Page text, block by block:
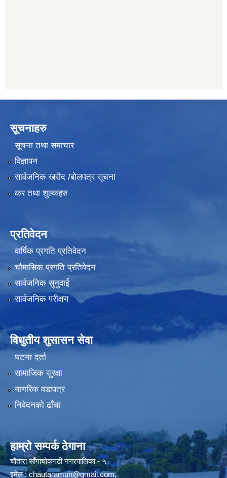
सूचनाहरु
सूचना तथा समाचार
विज्ञापन
सार्वजनिक खरीद /बोलपत्र सूचना
कर तथा शुल्कहरु
प्रतिवेदन
वार्षिक प्रगति प्रतिवेदन
चौमासिक प्रगति प्रतिवेदन
सार्वजनिक सुनुवाई
सार्वजनिक परीक्षण
विधुतीय शुसासन सेवा
घटना दर्ता
सामाजिक सुरक्षा
नागरिक वडापत्र
निवेदनको ढाँचा
हाम्रो सम्पर्क ठेगाना
चौतारा साँगाचोकगढी नगरपालिका - ५
इमेल :chautaramun@gmail.com,